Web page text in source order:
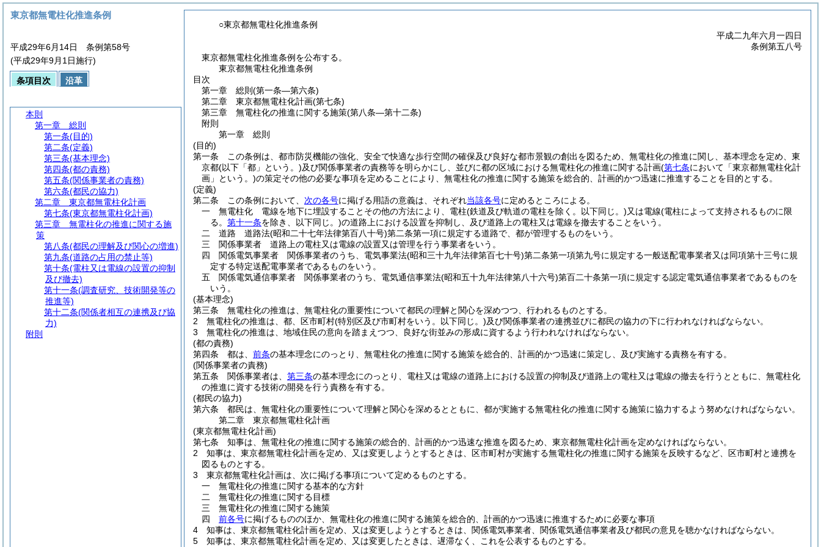
○東京都無電柱化推進条例
平成二九年六月一四日
条例第五八号
東京都無電柱化推進条例を公布する。
東京都無電柱化推進条例
目次
第一章
総則 (第一条―第六条)
第二章
東京都無電柱化計画(第七条)
第三章
無電柱化の推進に関する施策(第八条―第十二条)
附則
第一章
総則
(目的)
第一条
この条例は、都市防災機能の強化、安全で快適な歩行空間の確保及び良好な都市景観の創出を図るため、無電柱化の推進に関し、基本理念を定め、東
京都(以下「都」という。)及び関係事業者の責務等を明らかにし、並びに都の区域における無電柱化の推進に関する計画(第七条において「東京都無電柱化計
画」という。)の策定その他の必要な事項を定めることにより、無電柱化の推進に関する施策を総合的、計画的かつ迅速に推進することを目的とする。
(定義)
第二条
この条例において、 次の各号に掲げる用語の意義は、それぞれ当該各号に定めるところによる。
一
無電柱化 電線を地下に埋設することその他の方法により、電柱(鉄道及び軌道の電柱を除く。以下同じ。)又は電線(電柱によって支持されるものに限
る。 第十一条を除き、以下同じ。)の道路上における設置を抑制し、及び道路上の電柱又は電線を撤去することをいう。
二
道路 道路法(昭和二十七年法律第百八十号)第二条第一項に規定する道路で、都が管理するものをいう。
三
関係事業者 道路上の電柱又は電線の設置又は管理を行う事業者をいう。
四
関係電気事業者 関係事業者のうち、電気事業法(昭和三十九年法律第百七十号)第二条第一項第九号に規定する一般送配電事業者又は同項第十三号に規
定する特定送配電事業者であるものをいう。
五
関係電気通信事業者 関係事業者のうち、電気通信事業法(昭和五十九年法律第八十六号)第百二十条第一項に規定する認定電気通信事業者であるものを
いう。
(基本理念)
第三条
無電柱化の推進は、無電柱化の重要性について都民の理解と関心を深めつつ、行われるものとする。
2
無電柱化の推進は、都、区市町村(特別区及び市町村をいう。以下同じ。)及び関係事業者の連携並びに都民の協力の下に行われなければならない。
3
無電柱化の推進は、地域住民の意向を踏まえつつ、良好な街並みの形成に資するよう行われなければならない。
(都の責務)
第四条
都は、 前条の基本理念にのっとり、無電柱化の推進に関する施策を総合的、計画的かつ迅速に策定し、及び実施する責務を有する。
(関係事業者の責務)
第五条
関係事業者は、 第三条の基本理念にのっとり、電柱又は電線の道路上における設置の抑制及び道路上の電柱又は電線の撤去を行うとともに、無電柱化
の推進に資する技術の開発を行う責務を有する。
(都民の協力)
第六条
都民は、無電柱化の重要性について理解と関心を深めるとともに、都が実施する無電柱化の推進に関する施策に協力するよう努めなければならない。
第二章
東京都無電柱化計画
(東京都無電柱化計画)
第七条
知事は、無電柱化の推進に関する施策の総合的、計画的かつ迅速な推進を図るため、東京都無電柱化計画を定めなければならない。
2
知事は、東京都無電柱化計画を定め、又は変更しようとするときは、区市町村が実施する無電柱化の推進に関する施策を反映するなど、区市町村と連携を
図るものとする。
3
東京都無電柱化計画は、次に掲げる事項について定めるものとする。
一
無電柱化の推進に関する基本的な方針
二
無電柱化の推進に関する目標
三
無電柱化の推進に関する施策
四
前各号に掲げるもののほか、無電柱化の推進に関する施策を総合的、計画的かつ迅速に推進するために必要な事項
4
知事は、東京都無電柱化計画を定め、又は変更しようとするときは、関係電気事業者、関係電気通信事業者及び都民の意見を聴かなければならない。
5
知事は、東京都無電柱化計画を定め、又は変更したときは、遅滞なく、これを公表するものとする。
東京都無電柱化推進条例
平成29年6月14日 条例第58号
(平成29年9月1日施行)
条項目次 沿革
本則
第一章
総則
第一条(目的)
第二条(定義)
第三条(基本理念)
第四条(都の責務)
第五条(関係事業者の責務)
第六条(都民の協力)
第二章
東京都無電柱化計画
第七条(東京都無電柱化計画)
第三章
無電柱化の推進に関する施
策
第八条(都民の理解及び関心の増進)
第九条(道路の占用の禁止等)
第十条(電柱又は電線の設置の抑制
及び撤去)
第十一条(調査研究、技術開発等の
推進等)
第十二条(関係者相互の連携及び協
力)
附則